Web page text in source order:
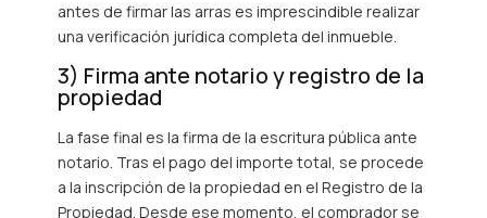
antes de firmar las arras es imprescindible realizar
una verificación jurídica completa del inmueble.
3) Firma ante notario y registro de la
propiedad
La fase final es la firma de la escritura pública ante
notario. Tras el pago del importe total, se procede
a la inscripción de la propiedad en el Registro de la
Propiedad. Desde ese momento, el comprador se